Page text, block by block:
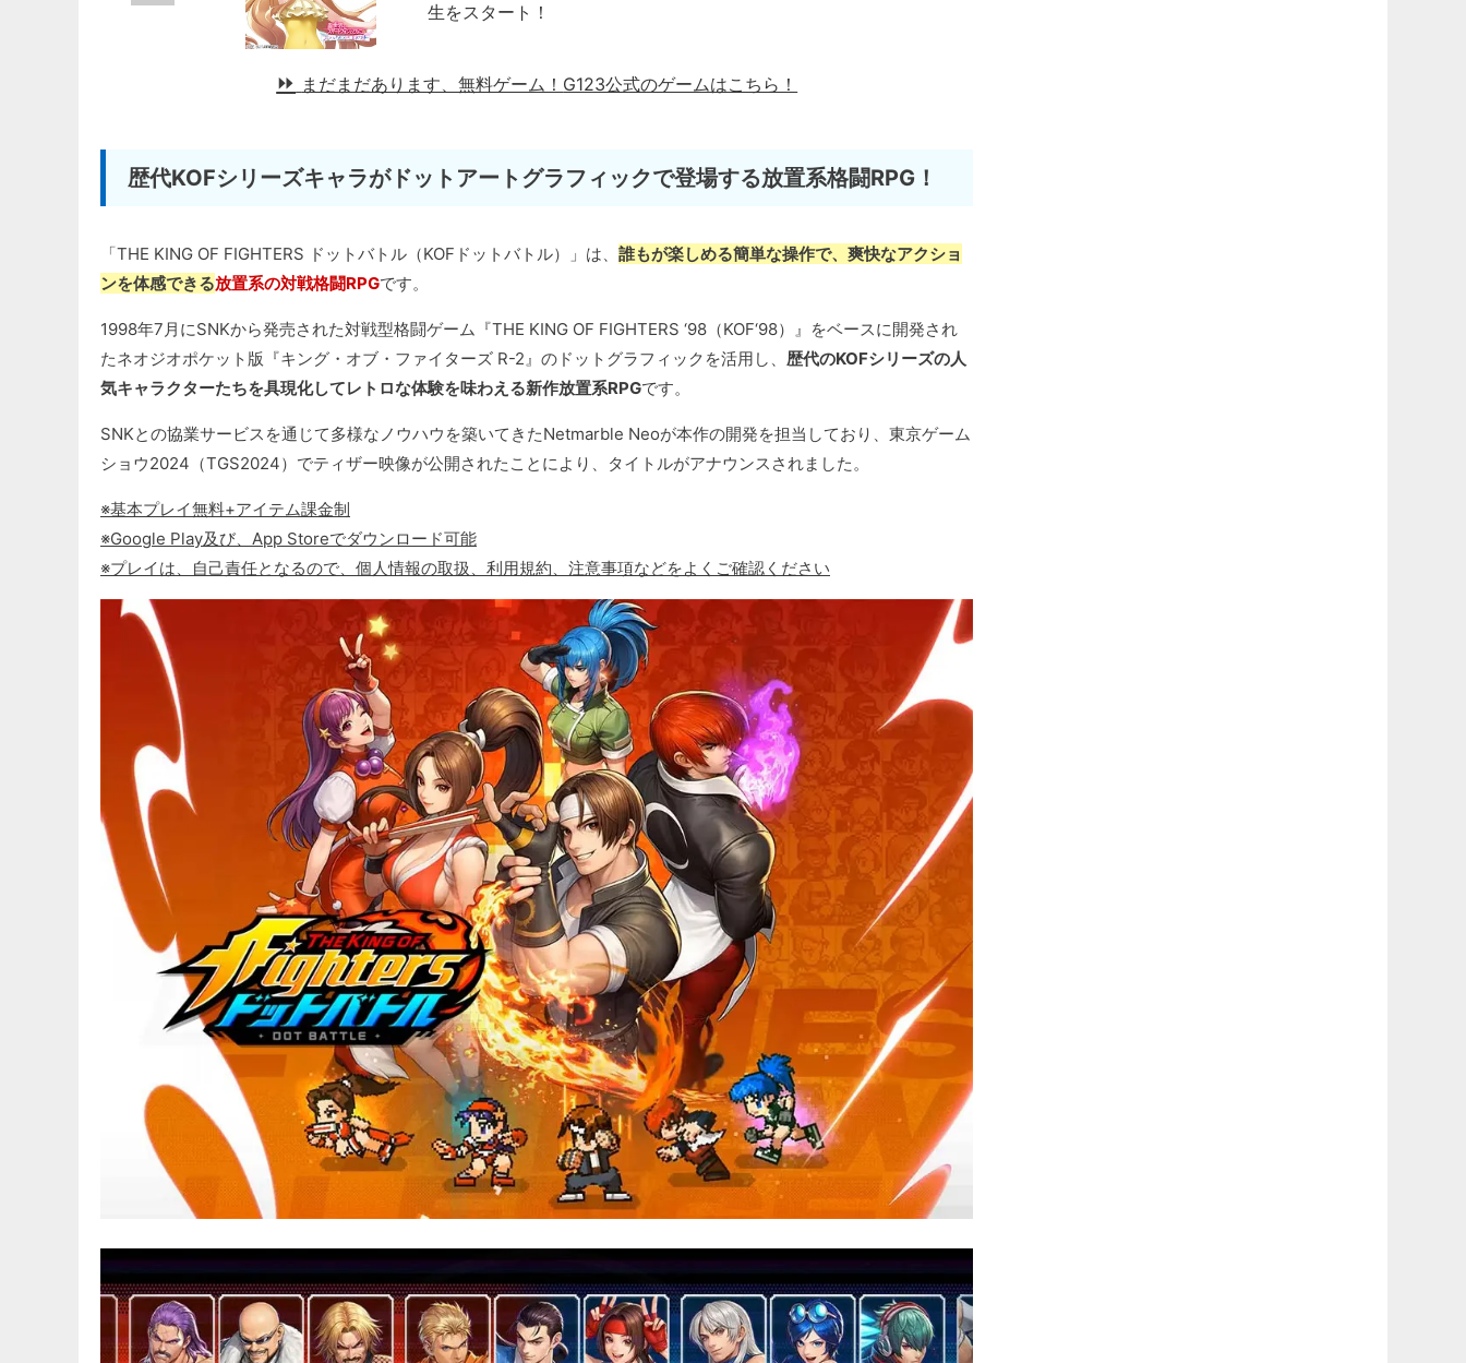
生をスタート！
まだまだあります、無料ゲーム！ G123公式のゲームはこちら！
歴代KOFシリーズキャラがドットアートグラフィックで登場する放置系格闘RPG！
「THE KING OF FIGHTERS ドットバトル（KOFドットバトル）」は、 誰もが楽しめる簡単な操作で、爽快なアクショ
ンを体感できる放置系の対戦格闘RPGです。
1998年7月にSNKから発売された対戦型格闘ゲーム『THE KING OF FIGHTERS ‘98（KOF‘98）』をベースに開発され
たネオジオポケット版『キング・オブ・ファイターズ R-2』のドットグラフィックを活用し、 歴代のKOFシリーズの人
気キャラクターたちを具現化してレトロな体験を味わえる新作放置系RPGです。
SNKとの協業サービスを通じて多様なノウハウを築いてきたNetmarble Neoが本作の開発を担当しており、東京ゲーム
ショウ2024（TGS2024）でティザー映像が公開されたことにより、タイトルがアナウンスされました。
※基本プレイ無料+アイテム課金制
※Google Play及び、App Storeでダウンロード可能
※プレイは、自己責任となるので、個人情報の取扱、利用規約、注意事項などをよくご確認ください